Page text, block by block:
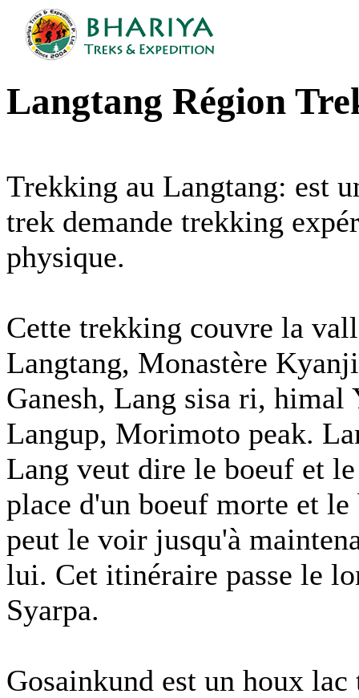
Langtang Région
Trekking au Langtang: est
trek demande trekking
physique.
Cette trekking couvre la
Langtang, Monastère
Ganesh, Lang sisa ri,
Langup, Morimoto peak.
Lang veut dire le boeuf et
place d'un boeuf morte et
peut le voir jusqu'à
lui. Cet itinéraire passe le
Syarpa.
Gosainkund est un houx